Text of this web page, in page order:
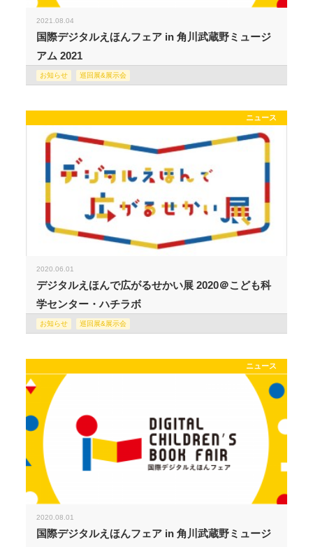
2021.08.04
国際デジタルえほんフェア in 角川武蔵野ミュージ
アム 2021
お知らせ 巡回展&展示会
ニュース
2020.06.01
デジタルえほんで広がるせかい展 2020＠こども科
学センター・ハチラボ
お知らせ 巡回展&展示会
ニュース
2020.08.01
国際デジタルえほんフェア in 角川武蔵野ミュージ